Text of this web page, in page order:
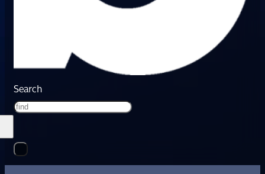
Search